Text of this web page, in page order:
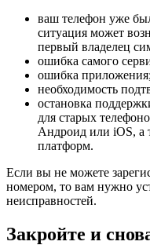
ваш телефон уже
ситуация может
первый владелец
ошибка самого
ошибка приложения;
необходимость
остановка
для старых
Андроид или iOS, а
платформ.
Если вы не можете
номером, то вам нужно
неисправностей.
Закройте и